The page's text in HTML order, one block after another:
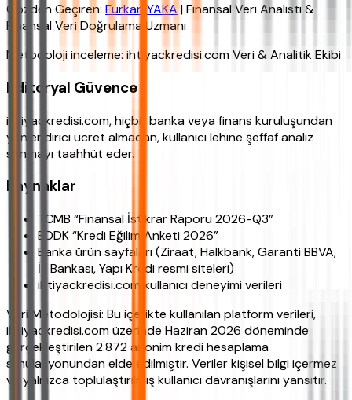
Gözden Geçiren: Furkan YAKA | Finansal Veri Analisti &
Finansal Veri Doğrulama Uzmanı
Metodoloji inceleme: ihtiyackredisi.com Veri & Analitik Ekibi
Editoryal Güvence
ihtiyackredisi.com, hiçbir banka veya finans kuruluşundan
yönlendirici ücret almadan, kullanıcı lehine şeffaf analiz
sunmayı taahhüt eder.
Kaynaklar
TCMB “Finansal İstikrar Raporu 2026-Q3”
BDDK “Kredi Eğilim Anketi 2026”
Banka ürün sayfaları (Ziraat, Halkbank, Garanti BBVA,
İş Bankası, Yapı Kredi resmi siteleri)
ihtiyackredisi.com kullanıcı deneyimi verileri
Veri Metodolojisi: Bu içerikte kullanılan platform verileri,
ihtiyackredisi.com üzerinde Haziran 2026 döneminde
gerçekleştirilen 2.872 anonim kredi hesaplama
simülasyonundan elde edilmiştir. Veriler kişisel bilgi içermez
ve yalnızca toplulaştırılmış kullanıcı davranışlarını yansıtır.